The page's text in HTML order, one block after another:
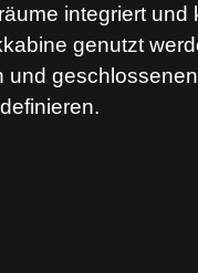
integriert und
genutzt
und